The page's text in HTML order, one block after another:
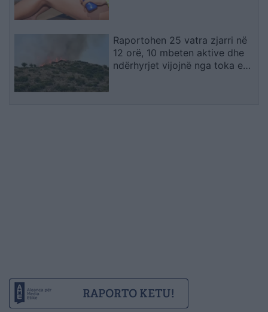
Raportohen 25 vatra zjarri në
12 orë, 10 mbeten aktive dhe
ndërhyrjet vijojnë nga toka e